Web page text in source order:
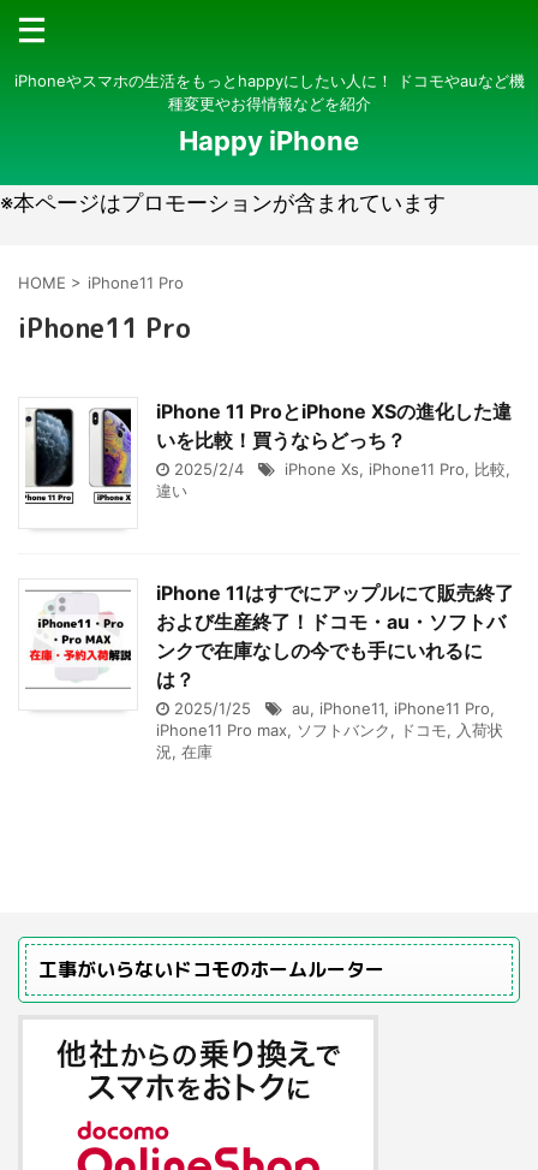
iPhoneやスマホの生活をもっとhappyにしたい人に！ ドコモやauなど機
種変更やお得情報などを紹介
Happy iPhone
※本ページはプロモーションが含まれています
HOME > iPhone11 Pro
iPhone11 Pro
iPhone 11 ProとiPhone XSの進化した違
いを比較！買うならどっち？
2025/2/4 iPhone Xs, iPhone11 Pro, 比較,
違い
iPhone 11はすでにアップルにて販売終了
および生産終了！ドコモ・au・ソフトバ
ンクで在庫なしの今でも手にいれるに
は？
2025/1/25 au, iPhone11, iPhone11 Pro,
iPhone11 Pro max, ソフトバンク, ドコモ, 入荷状
況, 在庫
工事がいらないドコモのホームルーター